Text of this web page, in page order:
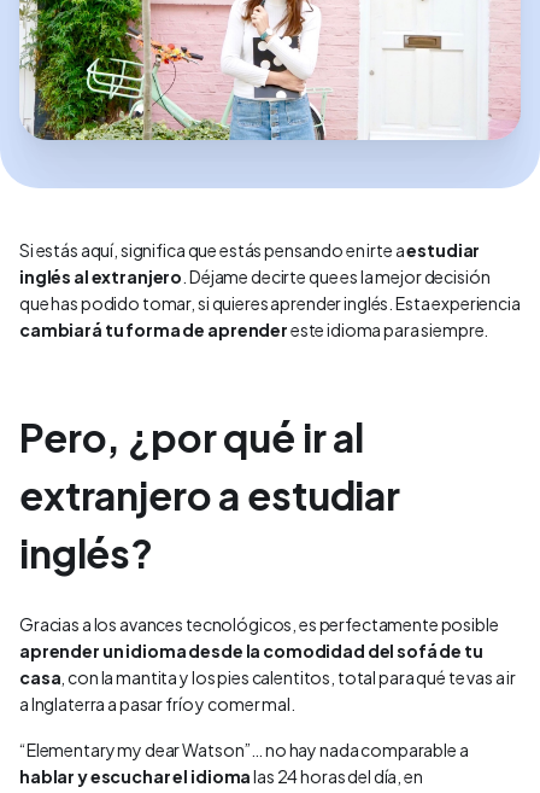
Si estás aquí, significa que estás pensando en irte aestudiar
inglés al extranjero . Déjame decirte que es la mejor decisión
que has podido tomar, si quieres aprender inglés. Esta experiencia
cambiará tu forma de aprendereste idioma para siempre.
Pero, ¿por qué ir al
extranjero a estudiar
inglés?
Gracias a los avances tecnológicos, es perfectamente posible
aprender un idioma desde la comodidad del sofá de tu
casa , con la mantita y los pies calentitos, total para qué te vas a ir
a Inglaterra a pasar frío y comer mal.
“Elementary my dear Watson”… no hay nada comparable a
hablar y escuchar el idiomalas 24 horas del día, en